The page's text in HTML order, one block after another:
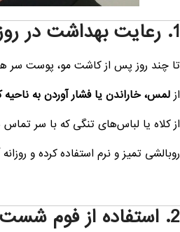
1. رعایت بهداشت در روزهای اول حیاتی است
تا چند روز پس از کاشت مو، پوست سر
از لمس، خاراندن یا فشار آوردن به
از کلاه یا لباس‌های تنگی که با سر تماس
روبالشی تمیز و نرم استفاده کرده و
2. استفاده از فوم شست‌وشوی مخصوص پس از کاشت